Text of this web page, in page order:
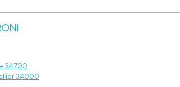
34700
34000